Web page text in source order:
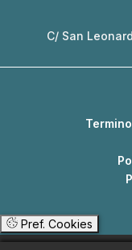
C/ San
Pref. Cookies